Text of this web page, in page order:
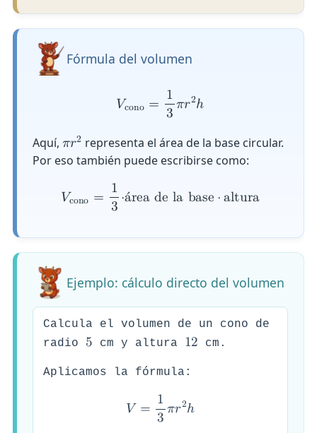
Fórmula del volumen
𝑉cono = 1
3𝜋𝑟2ℎ
Aquí, 𝜋𝑟2 representa el área de la base circular.
Por eso también puede escribirse como:
𝑉cono = 1
3 ⋅área de la base ⋅altura
Ejemplo: cálculo directo del volumen
Calcula el volumen de un cono de
radio 5 cm y altura 12 cm.
Aplicamos la fórmula:
𝑉 = 1
3𝜋𝑟2ℎ